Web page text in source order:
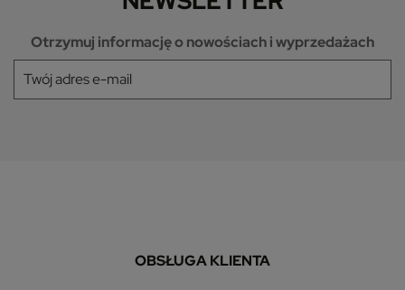
Otrzymuj informację o nowościach i wyprzedażach
OBSŁUGA KLIENTA